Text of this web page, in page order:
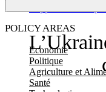
POLICY AREAS
Economie
Politique
Agriculture et
Santé